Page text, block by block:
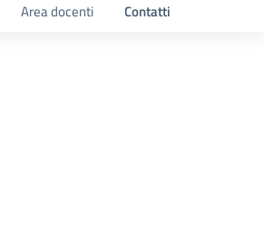
Area docenti Contatti